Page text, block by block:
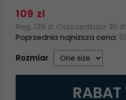
109 zl
Reg. 139 zl. Oszczędzasz 30
Poprzednia najniższa cena:
Rozmiar
RABAT